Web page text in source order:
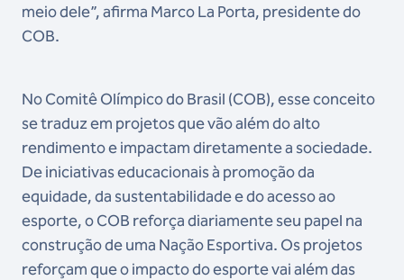
meio dele”, afirma Marco La Porta, presidente do
COB.
No Comitê Olímpico do Brasil (COB), esse conceito
se traduz em projetos que vão além do alto
rendimento e impactam diretamente a sociedade.
De iniciativas educacionais à promoção da
equidade, da sustentabilidade e do acesso ao
esporte, o COB reforça diariamente seu papel na
construção de uma Nação Esportiva. Os projetos
reforçam que o impacto do esporte vai além das